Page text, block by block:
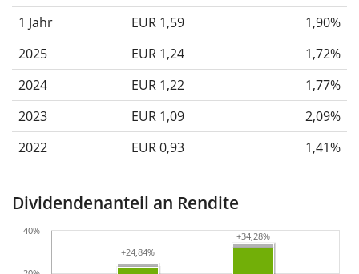
1 Jahr
EUR 1,59
1,90%
2025
EUR 1,24
1,72%
2024
EUR 1,22
1,77%
2023
EUR 1,09
2,09%
2022
EUR 0,93 1,41%
Dividendenanteil an Rendite
+24,84%
+24,84%
+34,28%
+34,28%
40%